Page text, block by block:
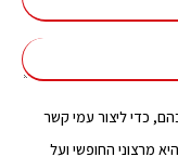
כדי ליצור עמי קשר
מרצוני החופשי ועל